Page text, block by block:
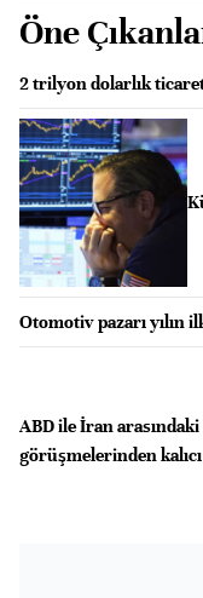
Öne
2 trilyon dolarlık
Otomotiv pazarı yılın
ABD ile İran arasındaki
görüşmelerinden kalıcı